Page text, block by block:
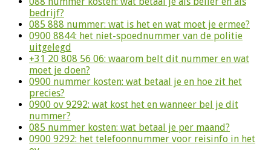
bedrijf?
085 888 nummer: wat is het en wat moet je ermee?
0900 8844: het niet-spoednummer van de politie
uitgelegd
+31 20 808 56 06: waarom belt dit nummer en wat
moet je doen?
0900 nummer kosten: wat betaal je en hoe zit het
precies?
0900 ov 9292: wat kost het en wanneer bel je dit
nummer?
085 nummer kosten: wat betaal je per maand?
0900 9292: het telefoonnummer voor reisinfo in het